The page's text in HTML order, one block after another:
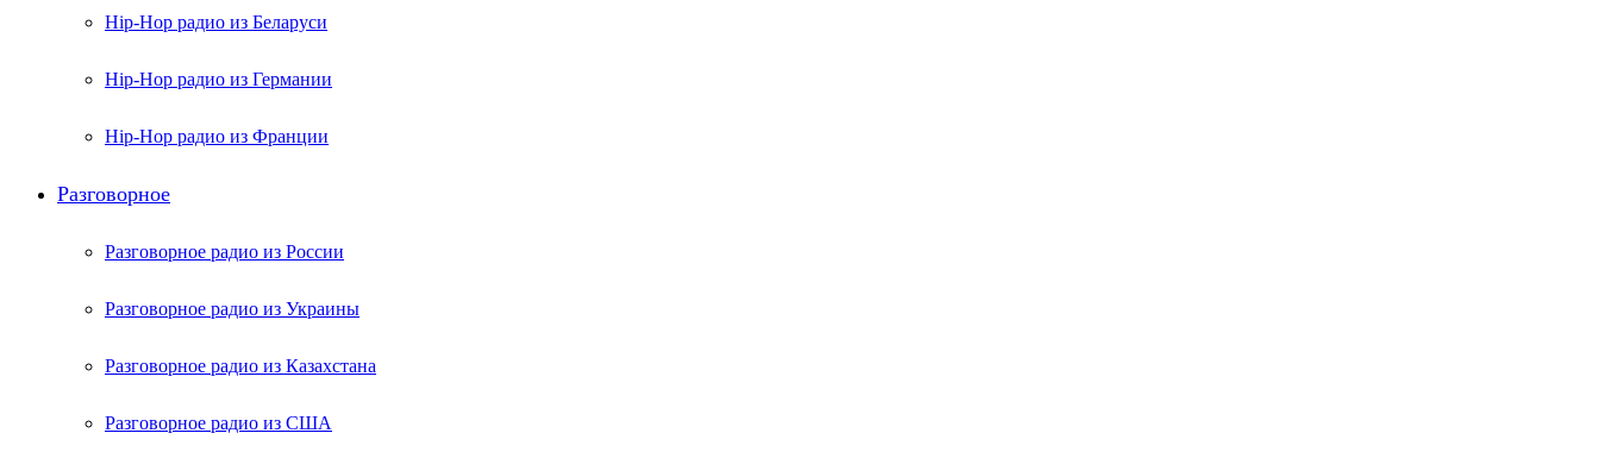
Hip-Hop радио из Беларуси
Hip-Hop радио из Германии
Hip-Hop радио из Франции
Разговорное
Разговорное радио из России
Разговорное радио из Украины
Разговорное радио из Казахстана
Разговорное радио из США